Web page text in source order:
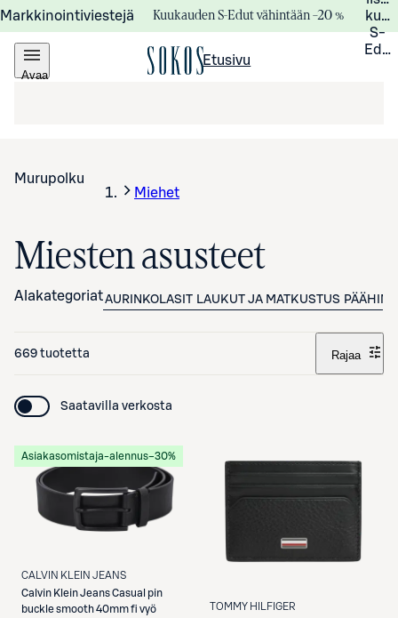
Markkinointiviestejä Kuukauden S-Edut vähintään –20 %
S-
Avaa
Etusivu
Murupolku
Miehet
Miesten asusteet
AlakategoriatAURINKOLASIT LAUKUT JA MATKUSTUS
669 tuotetta Rajaa
Saatavilla verkosta
Asiakasomistaja-alennus−30%
CALVIN KLEIN JEANS
Calvin Klein JeansCasual pin
buckle smooth 40mm fi vyö
TOMMY HILFIGER